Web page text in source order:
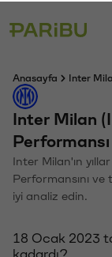
Anasayfa Inter
Inter Milan
Performansı
Inter Milan'ın
Performansını
iyi analiz edin.
18 Ocak 2023
kadardı?